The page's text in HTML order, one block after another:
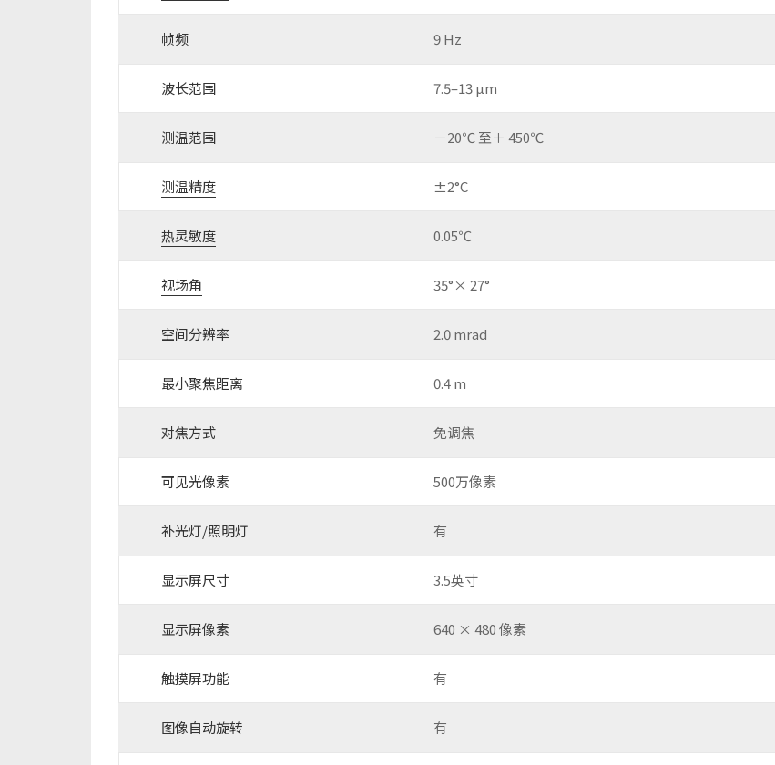
帧频 9 Hz
波长范围 7.5–13 µm
测温范围 －20℃ 至＋ 450℃
测温精度 ±2°C
热灵敏度 0.05℃
视场角 35°× 27°
空间分辨率 2.0 mrad
最小聚焦距离 0.4 m
对焦方式 免调焦
可见光像素 500万像素
补光灯/照明灯 有
显示屏尺寸 3.5英寸
显示屏像素 640 × 480 像素
触摸屏功能 有
图像自动旋转 有